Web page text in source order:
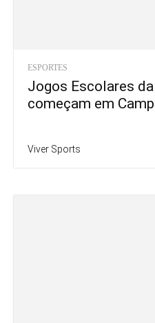
ESPORTES
Jogos Escolares
começam em
Viver Sports